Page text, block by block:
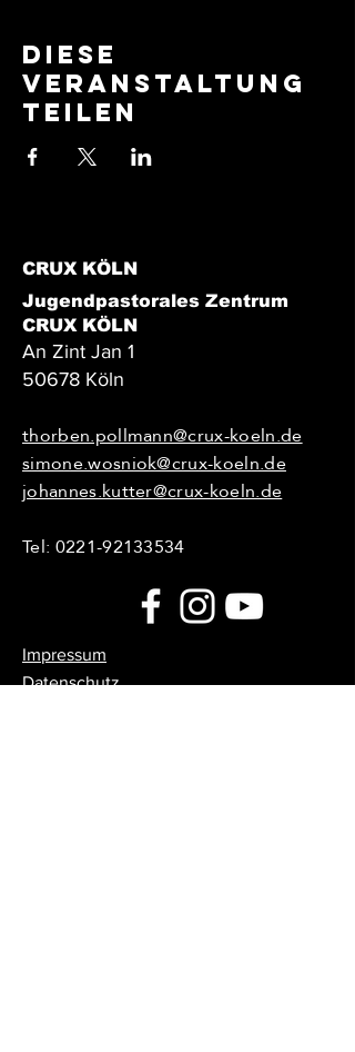
Diese
Veranstaltung
teilen
CRUX KÖLN
Jugendpastorales Zentrum
CRUX KÖLN
An Zint Jan 1
50678 Köln
thorben.pollmann@crux-koeln.de
simone.wosniok@crux-koeln.de
johannes.kutter@crux-koeln.de
Tel:0221-92133534
Impressum
Datenschutz